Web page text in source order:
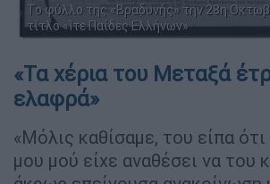
Το φύλλο της «Βραδυνής» την 28η
τίτλο «Ίτε Παίδες Ελλήνων»
«Τα χέρια του Μεταξά
ελαφρά»
«Μόλις καθίσαμε, του είπα
μου μού είχε αναθέσει να του